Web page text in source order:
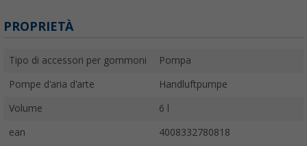
PROPRIETÀ
Tipo di accessori per gommoni Pompa
Pompe d'aria d'arte Handluftpumpe
Volume 6 l
ean 4008332780818